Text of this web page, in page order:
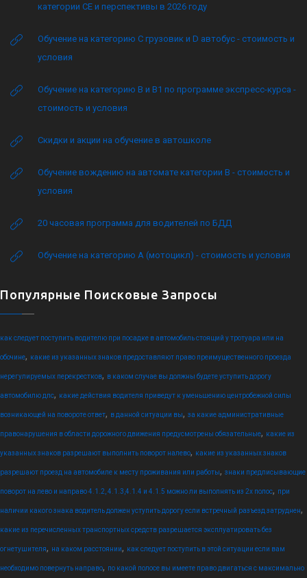
категории CE и перспективы в 2026 году
Обучение на категорию C грузовик и D автобус - стоимость и
условия
Обучение на категорию B и B1 по программе экспресс-курса -
стоимость и условия
Скидки и акции на обучение в автошколе
Обучение вождению на автомате категории B - стоимость и
условия
20 часовая программа для водителей по БДД
Обучение на категорию А (мотоцикл) - стоимость и условия
Популярные Поисковые Запросы
как следует поступить водителю при посадке в автомобиль стоящий у тротуара или на
обочине, какие из указанных знаков предоставляют право преимущественного проезда
нерегулируемых перекрестков, в каком случае вы должны будете уступить дорогу
автомобилю дпс, какие действия водителя приведут к уменьшению центробежной силы
возникающей на повороте ответ, в данной ситуации вы, за какие административные
правонарушения в области дорожного движения предусмотрены обязательные, какие из
указанных знаков разрешают выполнить поворот налево, какие из указанных знаков
разрешают проезд на автомобиле к месту проживания или работы, знаки предписывающие
поворот на лево и направо 4.1.2, 4.1.3,4.1.4 и 4.1.5 можно ли выполнять из 2х полос, при
наличии какого знака водитель должен уступить дорогу если встречный разъезд затруднен,
какие из перечисленных транспортных средств разрешается эксплуатировать без
огнетушителя, на каком расстоянии, как следует поступить в этой ситуации если вам
необходимо повернуть направо, по какой полосе вы имеете право двигаться с максимально